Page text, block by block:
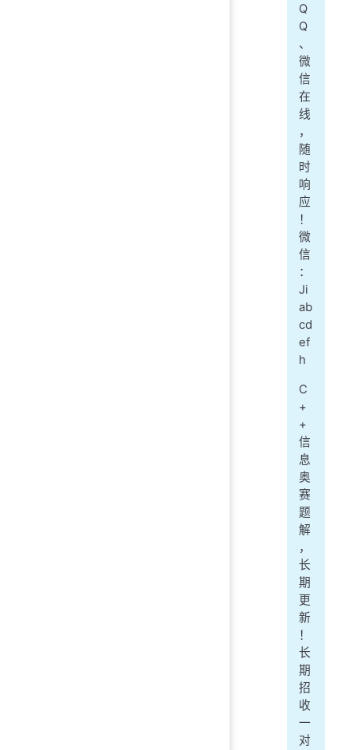
Q
Q
、
微
信
在
线
，
随
时
响
应
！
微
信
：
Ji
ab
cd
ef
h
C
+
+
信
息
奥
赛
题
解
，
长
期
更
新
！
长
期
招
收
一
对